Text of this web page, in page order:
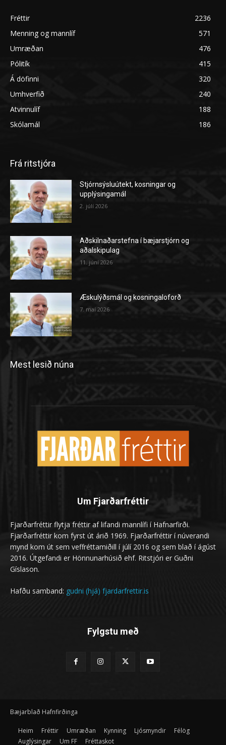
Fréttir
2236
Menning og mannlíf
571
Umræðan
476
Pólitík
415
Á döfinni
320
Umhverfið
240
Atvinnulíf
188
Skólamál
186
Frá ritstjóra
Stjórnsýsluútekt, kosningar og
upplýsingamál
2. júlí 2026
Aðskilnaðarstefna í bæjarstjórn og
aðalskipulag
11. júní 2026
Æskulýðsmál og kosningaloforð
7. maí 2026
Mest lesið núna
Um Fjarðarfréttir
Fjarðarfréttir flytja fréttir af lifandi mannlífi í Hafnarfirði.
Fjarðarfréttir kom fyrst út árið 1969. Fjarðarfréttir í núverandi
mynd kom út sem veffréttamiðill í júlí 2016 og sem blað í ágúst
2016. Útgefandi er Hönnunarhúsið ehf. Ritstjóri er Guðni
Gíslason.
Hafðu samband: gudni (hjá) fjardarfrettir.is
Fylgstu með
Bæjarblað Hafnfirðinga
Heim Fréttir Umræðan Kynning Ljósmyndir
Félög
Auglýsingar
Um FF Fréttaskot